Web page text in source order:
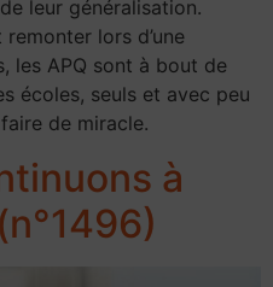
leur généralisation.
lors d’une
les APQ sont à bout de
écoles, seuls et avec peu
de miracle.
à